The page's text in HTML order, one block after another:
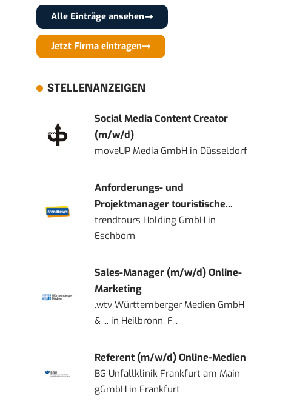
Alle Einträge ansehen
Jetzt Firma eintragen
STELLENANZEIGEN
Social Media Content Creator
(m/w/d)
moveUP Media GmbH in Düsseldorf
Anforderungs- und
Projektmanager touristische...
trendtours Holding GmbH in
Eschborn
Sales-Manager (m/w/d) Online-
Marketing
.wtv Württemberger Medien GmbH
& ... in Heilbronn, F...
Referent (m/w/d) Online-Medien
BG Unfallklinik Frankfurt am Main
gGmbH in Frankfurt